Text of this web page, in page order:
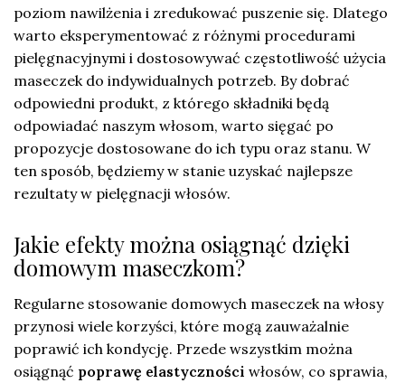
poziom nawilżenia i zredukować puszenie się. Dlatego
warto eksperymentować z różnymi procedurami
pielęgnacyjnymi i dostosowywać częstotliwość użycia
maseczek do indywidualnych potrzeb. By dobrać
odpowiedni produkt, z którego składniki będą
odpowiadać naszym włosom, warto sięgać po
propozycje dostosowane do ich typu oraz stanu. W
ten sposób, będziemy w stanie uzyskać najlepsze
rezultaty w pielęgnacji włosów.
Jakie efekty można osiągnąć dzięki
domowym maseczkom?
Regularne stosowanie domowych maseczek na włosy
przynosi wiele korzyści, które mogą zauważalnie
poprawić ich kondycję. Przede wszystkim można
osiągnąć poprawę elastyczności włosów, co sprawia,